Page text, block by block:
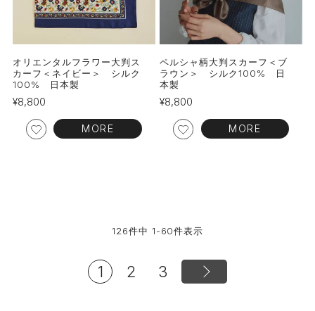
オリエンタルフラワー大判ス
カーフ＜ネイビー＞ シルク
100% 日本製
¥8,800
MORE
ペルシャ柄大判スカーフ＜ブ
ラウン＞ シルク100% 日
本製
¥8,800
MORE
126件中 1-60件表示
1 2 3